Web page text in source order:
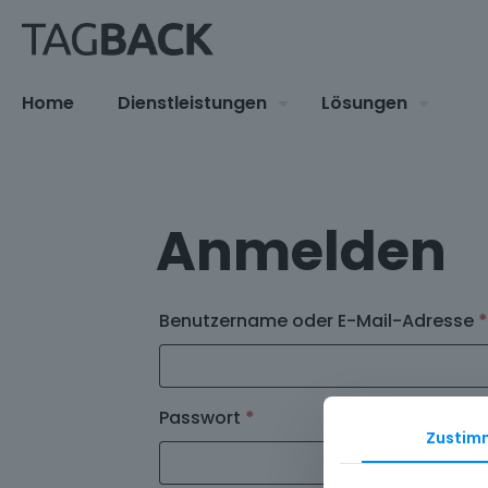
Home Dienstleistungen Lösungen
Anmelden
Benutzername oder E-Mail-Adresse *
Passwort *